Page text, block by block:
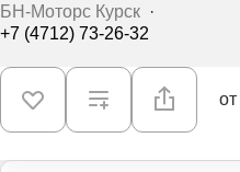
БН-Моторс Курск ·
+7 (4712) 73-26-32
от